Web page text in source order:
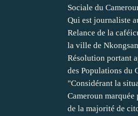
Sociale du
Qui est journaliste
Relance de la
la ville de
Résolution portant
des Populations du
"Considérant la
Cameroun
de la majorité de